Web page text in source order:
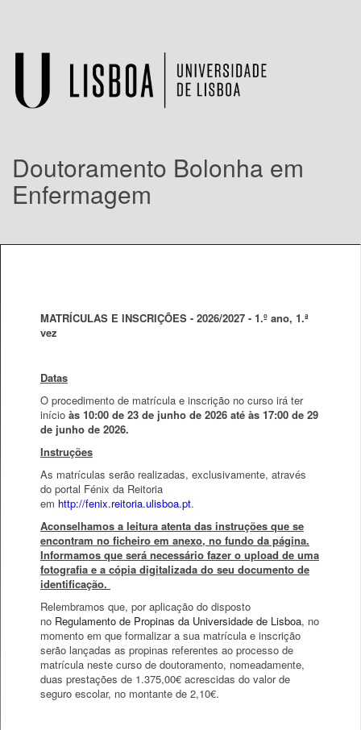
Doutoramento Bolonha em
Enfermagem
MATRÍCULAS E INSCRIÇÕES - 2026/2027 - 1.º ano, 1.ª
vez
Datas
O procedimento de matrícula e inscrição no curso irá ter
início às 10:00 de 23 de junho de 2026 até às 17:00 de 29
de junho de 2026.
Instruções
As matrículas serão realizadas, exclusivamente, através
do portal Fénix da Reitoria
em http://fenix.reitoria.ulisboa.pt.
Aconselhamos a leitura atenta das instruções que se
encontram no ficheiro em anexo, no fundo da página.
Informamos que será necessário fazer o upload de uma
fotografia e a cópia digitalizada do seu documento de
identificação.
Relembramos que, por aplicação do disposto
no Regulamento de Propinas da Universidade de Lisboa, no
momento em que formalizar a sua matrícula e inscrição
serão lançadas as propinas referentes ao processo de
matrícula neste curso de doutoramento, nomeadamente,
duas prestações de 1.375,00€ acrescidas do valor de
seguro escolar, no montante de 2,10€.